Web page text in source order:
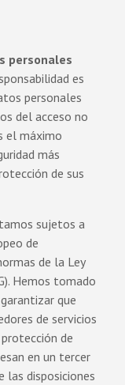
personales
es
personales
del acceso no
el máximo
más
de sus
sujetos a
de
de la Ley
Hemos tomado
que
de servicios
de
en un tercer
las disposiciones